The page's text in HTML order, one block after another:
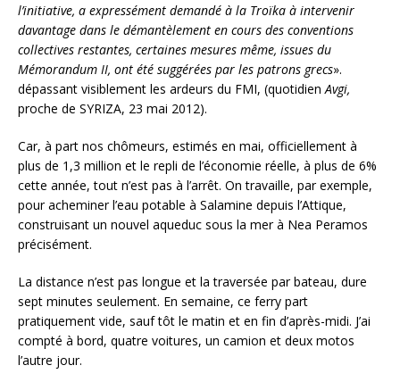
l’initiative, a expressément demandé à la Troïka à intervenir
davantage dans le démantèlement en cours des conventions
collectives restantes, certaines mesures même, issues du
Mémorandum II, ont été suggérées par les patrons grecs».
dépassant visiblement les ardeurs du FMI, (quotidienAvgi,
proche de SYRIZA, 23 mai 2012).
Car, à part nos chômeurs, estimés en mai, officiellement à
plus de 1,3 million et le repli de l’économie réelle, à plus de 6%
cette année, tout n’est pas à l’arrêt. On travaille, par exemple,
pour acheminer l’eau potable à Salamine depuis l’Attique,
construisant un nouvel aqueduc sous la mer à Nea Peramos
précisément.
La distance n’est pas longue et la traversée par bateau, dure
sept minutes seulement. En semaine, ce ferry part
pratiquement vide, sauf tôt le matin et en fin d’après-midi. J’ai
compté à bord, quatre voitures, un camion et deux motos
l’autre jour.